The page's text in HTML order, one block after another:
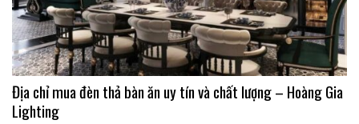
Địa chỉ mua đèn thả bàn ăn uy tín và chất lượng – Hoàng Gia
Lighting